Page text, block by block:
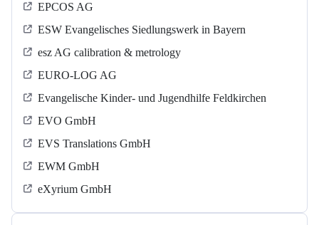
EPCOS AG
ESW Evangelisches Siedlungswerk in Bayern
esz AG calibration & metrology
EURO-LOG AG
Evangelische Kinder- und Jugendhilfe Feldkirchen
EVO GmbH
EVS Translations GmbH
EWM GmbH
eXyrium GmbH